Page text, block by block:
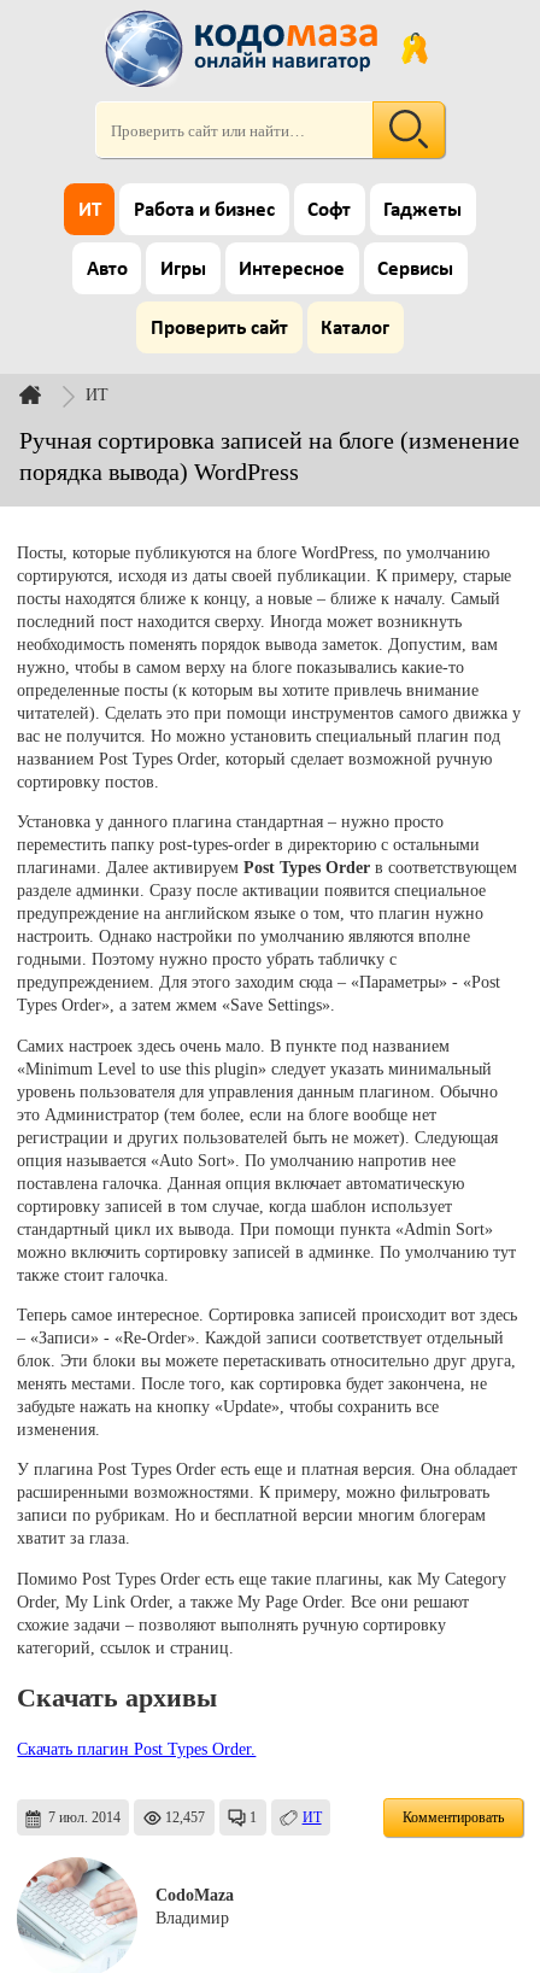
ИТ Работа и бизнес Софт Гаджеты
Авто Игры Интересное Сервисы
Проверить сайт Каталог
ИТ
Ручная сортировка записей на блоге (изменение
порядка вывода) WordPress
Посты, которые публикуются на блоге WordPress, по умолчанию
сортируются, исходя из даты своей публикации. К примеру, старые
посты находятся ближе к концу, а новые – ближе к началу. Самый
последний пост находится сверху. Иногда может возникнуть
необходимость поменять порядок вывода заметок. Допустим, вам
нужно, чтобы в самом верху на блоге показывались какие-то
определенные посты (к которым вы хотите привлечь внимание
читателей). Сделать это при помощи инструментов самого движка у
вас не получится. Но можно установить специальный плагин под
названием Post Types Order, который сделает возможной ручную
сортировку постов.
Установка у данного плагина стандартная – нужно просто
переместить папку post-types-order в директорию с остальными
плагинами. Далее активируемPost Types Order в соответствующем
разделе админки. Сразу после активации появится специальное
предупреждение на английском языке о том, что плагин нужно
настроить. Однако настройки по умолчанию являются вполне
годными. Поэтому нужно просто убрать табличку с
предупреждением. Для этого заходим сюда – «Параметры» - «Post
Types Order», а затем жмем «Save Settings».
Самих настроек здесь очень мало. В пункте под названием
«Minimum Level to use this plugin» следует указать минимальный
уровень пользователя для управления данным плагином. Обычно
это Администратор (тем более, если на блоге вообще нет
регистрации и других пользователей быть не может). Следующая
опция называется «Auto Sort». По умолчанию напротив нее
поставлена галочка. Данная опция включает автоматическую
сортировку записей в том случае, когда шаблон использует
стандартный цикл их вывода. При помощи пункта «Admin Sort»
можно включить сортировку записей в админке. По умолчанию тут
также стоит галочка.
Теперь самое интересное. Сортировка записей происходит вот здесь
– «Записи» - «Re-Order». Каждой записи соответствует отдельный
блок. Эти блоки вы можете перетаскивать относительно друг друга,
менять местами. После того, как сортировка будет закончена, не
забудьте нажать на кнопку «Update», чтобы сохранить все
изменения.
У плагина Post Types Order есть еще и платная версия. Она обладает
расширенными возможностями. К примеру, можно фильтровать
записи по рубрикам. Но и бесплатной версии многим блогерам
хватит за глаза.
Помимо Post Types Order есть еще такие плагины, как My Category
Order, My Link Order, а также My Page Order. Все они решают
схожие задачи – позволяют выполнять ручную сортировку
категорий, ссылок и страниц.
Скачать архивы
Скачать плагин Post Types Order.
7 июл. 2014 12,457 1 ИТ Комментировать
CodoMaza
Владимир